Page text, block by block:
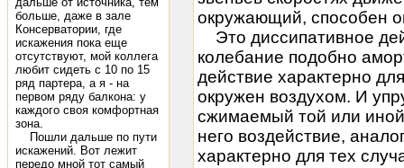
больше, даже в зале
Консерватории, где
искажения пока еще
отсутствуют, мой коллега
любит сидеть с 10 по 15
ряд партера, а я - на
первом ряду балкона: у
каждого своя комфортная
зона.
Пошли дальше по пути
искажений. Вот лежит
передо мной тот самый
окружающий, способен
Это диссипативное
колебание подобно
действие характерно
окружен воздухом. И
сжимаемый той или
него воздействие,
характерно для тех